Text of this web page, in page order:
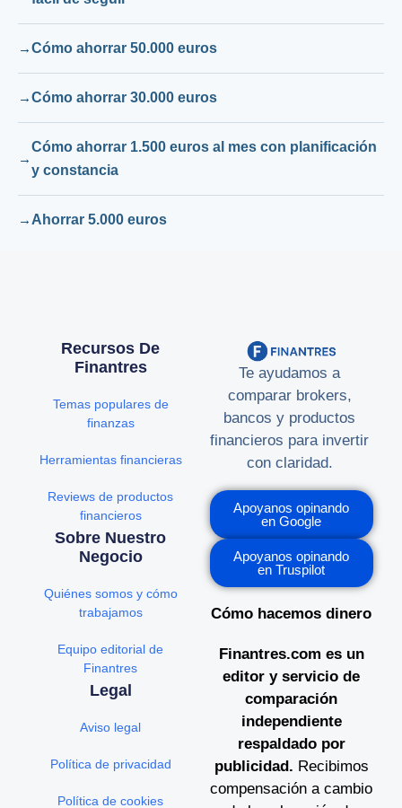
Cómo ahorrar 50.000 euros
Cómo ahorrar 30.000 euros
Cómo ahorrar 1.500 euros al mes con planificación
y constancia
Ahorrar 5.000 euros
Te ayudamos a
comparar brokers,
bancos y productos
financieros para invertir
con claridad.
Apoyanos opinando
en Google
Apoyanos opinando
en Truspilot
Cómo hacemos dinero
Finantres.com es un
editor y servicio de
comparación
independiente
respaldado por
publicidad. Recibimos
compensación a cambio
Recursos De
Finantres
Temas populares de
finanzas
Herramientas financieras
Reviews de productos
financieros
Sobre Nuestro
Negocio
Quiénes somos y cómo
trabajamos
Equipo editorial de
Finantres
Legal
Aviso legal
Política de privacidad
Política de cookies